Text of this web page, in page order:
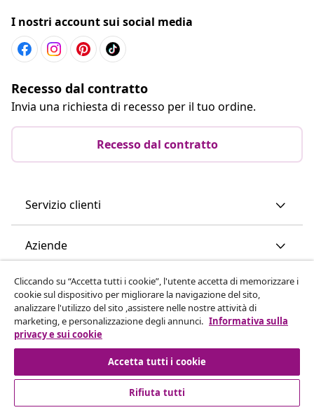
I nostri account sui social media
Recesso dal contratto
Invia una richiesta di recesso per il tuo ordine.
Recesso dal contratto
Servizio clienti
Aziende
vidaXL
Scopri di più
Cliccando su “Accetta tutti i cookie”, l'utente accetta di memorizzare i
cookie sul dispositivo per migliorare la navigazione del sito,
analizzare l'utilizzo del sito ,assistere nelle nostre attività di
marketing, e personalizzazione degli annunci. Informativa sulla
privacy e sui cookie
Accetta tutti i cookie
Rifiuta tutti